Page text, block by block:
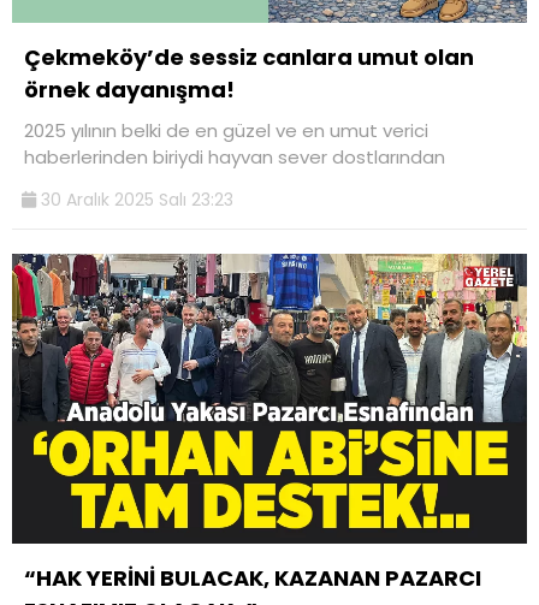
Çekmeköy’de sessiz canlara umut olan
örnek dayanışma!
2025 yılının belki de en güzel ve en umut verici
haberlerinden biriydi hayvan sever dostlarından
30 Aralık 2025 Salı 23:23
“HAK YERİNİ BULACAK, KAZANAN PAZARCI